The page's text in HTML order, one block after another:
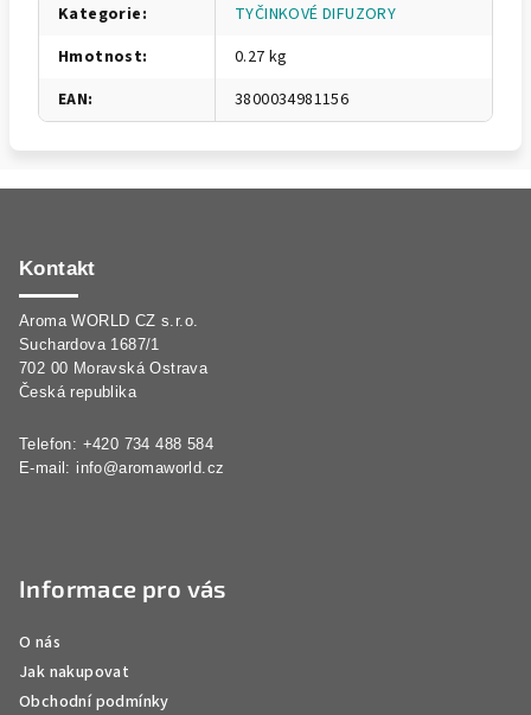
Kategorie:
TYČINKOVÉ DIFUZORY
Hmotnost:
0.27 kg
EAN: 3800034981156
Kontakt
Aroma WORLD CZ s.r.o.
Suchardova 1687/1
702 00 Moravská Ostrava
Česká republika
Telefon: +420 734 488 584
E-mail: info@aromaworld.cz
Informace pro vás
O nás
Jak nakupovat
Obchodní podmínky